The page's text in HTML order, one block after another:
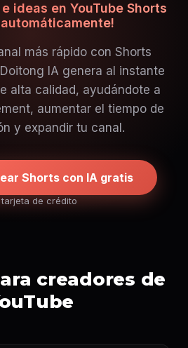
ideas en YouTube Shorts
más rápido con Shorts
IA genera al instante
alta calidad, ayudándote a
aumentar el tiempo de
y expandir tu canal.
Shorts con IA gratis
tarjeta de crédito
creadores de